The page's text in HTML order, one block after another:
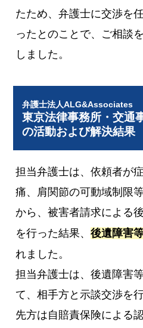
たため、弁護士に交渉を
ったとのことで、ご相談
しました。
弁護士法人ALG&Associates
東京法律事務所・交通
の活動および解決結果
担当弁護士は、依頼者が
痛、肩関節の可動域制限
から、被害者請求による
を行った結果、後遺障害
れました。
担当弁護士は、後遺障害
て、相手方と示談交渉を
先方は自賠責保険による